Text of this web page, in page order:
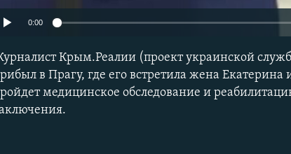
0:00
Крым.Реалии (проект украинской
в Прагу, где его встретила жена
медицинское обследование и